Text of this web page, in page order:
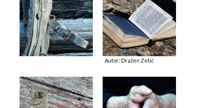
Autor: Dražen Zetić